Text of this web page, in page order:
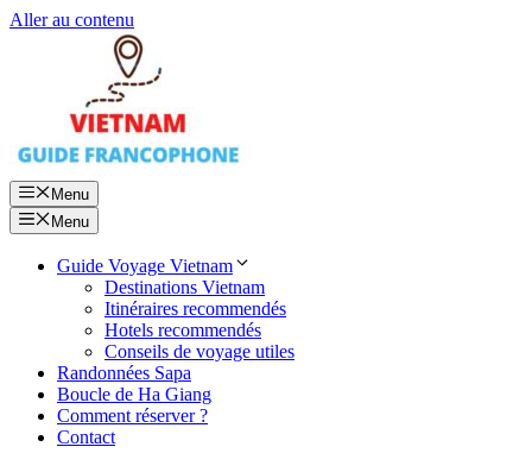
Aller au contenu
Menu
Menu
Guide Voyage Vietnam
Destinations Vietnam
Itinéraires recommendés
Hotels recommendés
Conseils de voyage utiles
Randonnées Sapa
Boucle de Ha Giang
Comment réserver ?
Contact